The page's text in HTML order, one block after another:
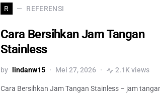
R REFERENSI
Cara Bersihkan Jam Tangan
Stainless
by lindanw15 Mei 27, 2026 2.1K views
Cara Bersihkan Jam Tangan Stainless – jam